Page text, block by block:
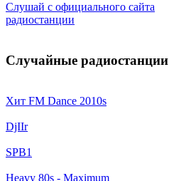
Слушай с официального сайта
радиостанции
Случайные радиостанции
Хит FM Dance 2010s
DjIIr
SPB1
Heavy 80s - Maximum